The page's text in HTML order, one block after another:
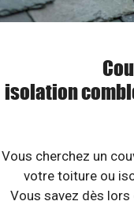
isolation
Vous cherchez un
votre toiture ou
Vous savez dès